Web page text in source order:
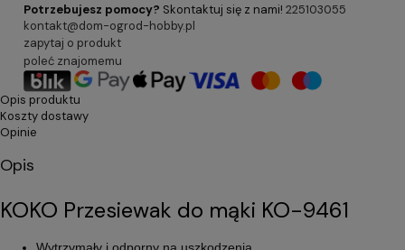
Potrzebujesz pomocy? Skontaktuj się z nami! 225103055
kontakt@dom-ogrod-hobby.pl
zapytaj o produkt
poleć znajomemu
Opis produktu
Koszty dostawy
Opinie
Opis
KOKO Przesiewak do mąki KO-9461